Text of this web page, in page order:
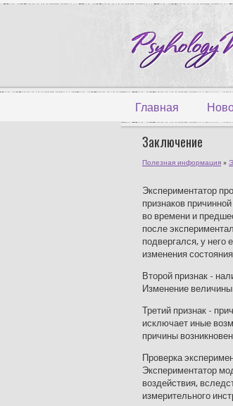
Главная
Заключение
Полезная информация »
Экспериментатор
признаков
во времени и
после
подвергался, у него
изменения
Второй признак -
Изменение
Третий признак -
исключает иные
причины
Проверка
Экспериментатор
воздействия,
измерительного